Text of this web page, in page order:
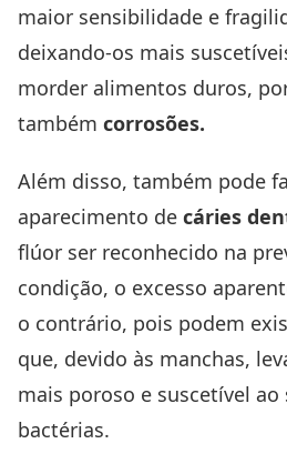
maior sensibilidade e
deixando-os mais
morder alimentos duros,
também corrosões.
Além disso, também pode
aparecimento de cáries
flúor ser reconhecido na
condição, o excesso
o contrário, pois podem
que, devido às manchas,
mais poroso e suscetível
bactérias.